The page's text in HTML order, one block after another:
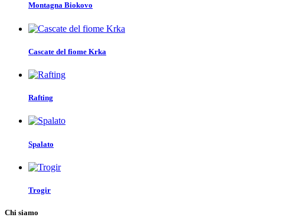
Montagna Biokovo
Cascate del fiome Krka
Rafting
Spalato
Trogir
Chi siamo